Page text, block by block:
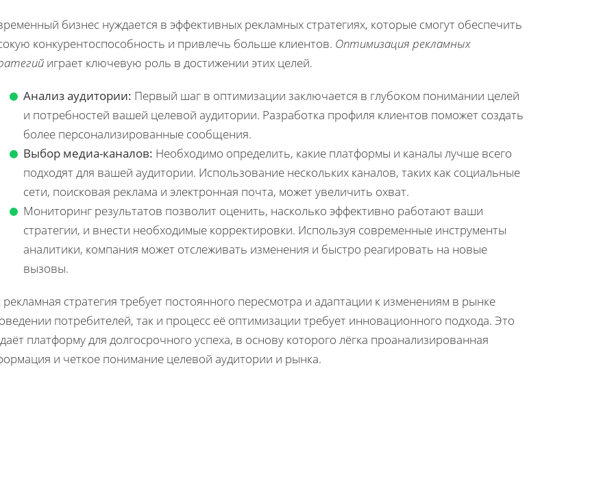
бизнес нуждается в эффективных рекламных стратегиях, которые смогут обеспечить
конкурентоспособность и привлечь больше клиентов. Оптимизация рекламных
играет ключевую роль в достижении этих целей.
Анализ аудитории: Первый шаг в оптимизации заключается в глубоком понимании целей
и потребностей вашей целевой аудитории. Разработка профиля клиентов поможет создать
более персонализированные сообщения.
Выбор медиа-каналов: Необходимо определить, какие платформы и каналы лучше всего
подходят для вашей аудитории. Использование нескольких каналов, таких как социальные
сети, поисковая реклама и электронная почта, может увеличить охват.
Мониторинг результатов позволит оценить, насколько эффективно работают ваши
стратегии, и внести необходимые корректировки. Используя современные инструменты
аналитики, компания может отслеживать изменения и быстро реагировать на новые
вызовы.
рекламная стратегия требует постоянного пересмотра и адаптации к изменениям в рынке
потребителей, так и процесс её оптимизации требует инновационного подхода. Это
платформу для долгосрочного успеха, в основу которого лёгка проанализированная
и четкое понимание целевой аудитории и рынка.